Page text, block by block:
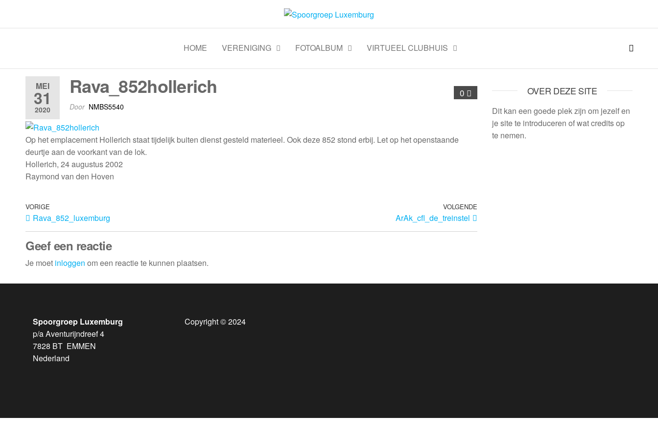
Spoorgroep Luxemburg
HOME VERENIGING FOTOALBUM VIRTUEEL CLUBHUIS
MEI
31
2020
0
Rava_852hollerich
Door NMBS5540
Op het emplacement Hollerich staat tijdelijk buiten dienst gesteld materieel. Ook deze 852 stond erbij. Let op het openstaande
deurtje aan de voorkant van de lok.
Hollerich, 24 augustus 2002
Raymond van den Hoven
VORIGE
Rava_852_luxemburg
VOLGENDE
ArAk_cfl_de_treinstel
Geef een reactie
Je moet inloggen om een reactie te kunnen plaatsen.
OVER DEZE SITE
Dit kan een goede plek zijn om jezelf en
je site te introduceren of wat credits op
te nemen.
Spoorgroep Luxemburg
p/a Aventurijndreef 4
7828 BT EMMEN
Nederland
Copyright © 2024